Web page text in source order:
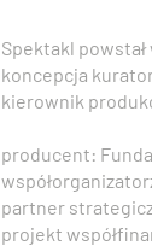
Spektakl
koncepcja
kierownik
producent:
partner
projekt